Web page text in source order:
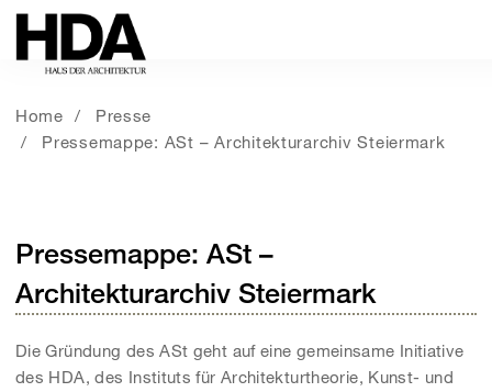
Home
Presse
Pressemappe: ASt – Architekturarchiv Steiermark
Pressemappe: ASt –
Architekturarchiv Steiermark
Die Gründung des ASt geht auf eine gemeinsame Initiative
des HDA, des Instituts für Architekturtheorie, Kunst- und